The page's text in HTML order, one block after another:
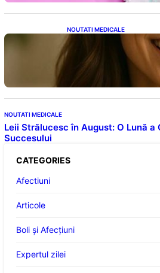
NOUTATI MEDICALE
Ceaiul – Băutura
Descoperiri recente
consumului zilnic
NOUTATI MEDICALE
Leii Strălucesc în August: O Lună
Succesului
CATEGORIES
Afectiuni
Articole
Boli și Afecțiuni
Expertul zilei